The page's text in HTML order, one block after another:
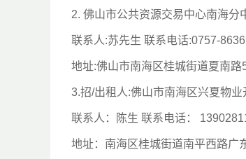
2. 佛山市公共资源交易中心南海分
联系人:苏先生 联系电话:0757-
地址:佛山市南海区桂城街道夏南
3.招/出租人:佛山市南海区兴夏物业
联系人：陈生 联系电话：
地址：南海区桂城街道南平西路广